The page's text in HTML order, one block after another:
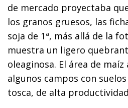
de mercado proyectaba
los granos gruesos, las
soja de 1ª, más allá de la
muestra un ligero
oleaginosa. El área de
algunos campos con
tosca, de alta